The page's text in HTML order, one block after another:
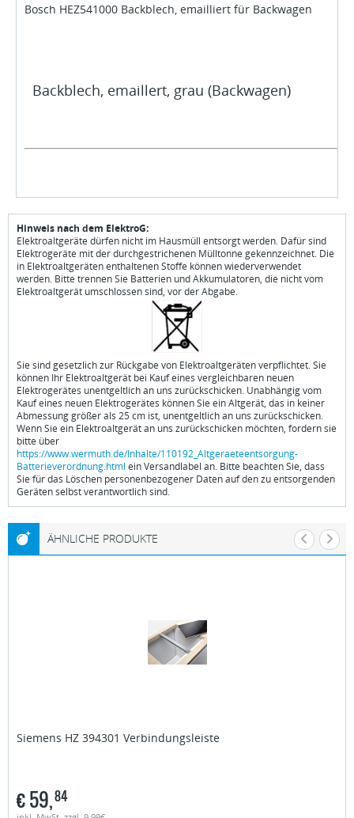
Bosch HEZ541000 Backblech, emailliert für Backwagen
Backblech, emaillert, grau (Backwagen)
Hinweis nach dem ElektroG:
Elektroaltgeräte dürfen nicht im Hausmüll entsorgt werden. Dafür sind
Elektrogeräte mit der durchgestrichenen Mülltonne gekennzeichnet. Die
in Elektroaltgeräten enthaltenen Stoffe können wiederverwendet
werden. Bitte trennen Sie Batterien und Akkumulatoren, die nicht vom
Elektroaltgerät umschlossen sind, vor der Abgabe.
Sie sind gesetzlich zur Rückgabe von Elektroaltgeräten verpflichtet. Sie
können Ihr Elektroaltgerät bei Kauf eines vergleichbaren neuen
Elektrogerätes unentgeltlich an uns zurückschicken. Unabhängig vom
Kauf eines neuen Elektrogerätes können Sie ein Altgerät, das in keiner
Abmessung größer als 25 cm ist, unentgeltlich an uns zurückschicken.
Wenn Sie ein Elektroaltgerät an uns zurückschicken möchten, fordern sie
bitte über
https://www.wermuth.de/Inhalte/110192_Altgeraeteentsorgung-
Batterieverordnung.html ein Versandlabel an. Bitte beachten Sie, dass
Sie für das Löschen personenbezogener Daten auf den zu entsorgenden
Geräten selbst verantwortlich sind.
ÄHNLICHE PRODUKTE
Siemens HZ 394301 Verbindungsleiste
€59,84